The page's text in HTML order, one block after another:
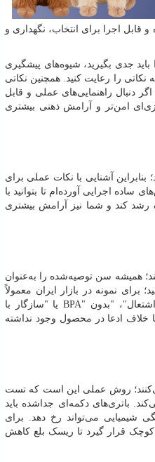
قابل اجرا برای انتخاب، نگهداری و
جدی بگیرید، شیوه‌های پیشگیری
نکاتی را رعایت کنید. همچنین نکاتی
دنبال راهنمایی‌های عملی و قابل
امن‌تر و آرامش ذهنی بیشتری
آشنایی با نکات عملی برای
اجرایی آورده‌ام تا بتوانید با
رشد کند و شما نیز آرامش بیشتری
همیشه سن توصیه‌شده را به‌عنوان
برای نمونه در بازار ایران معمولاً
"بدون BPA" یا "سازگار با
خلاف ادعا در محصول وجود نداشته
روش عملی این است که تست
باتری‌های دکمه‌ای جداشده باید
شیمیایی می‌تواند رخ دهد. برای
کوچک قرار گیرد تا ریسک بلع کاهش